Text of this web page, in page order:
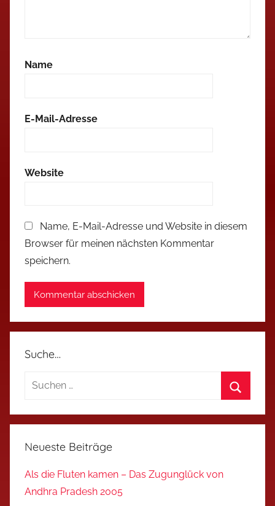
Name
E-Mail-Adresse
Website
Name, E-Mail-Adresse und Website in diesem
Browser für meinen nächsten Kommentar
speichern.
Suche…
Suchen
Neueste Beiträge
Als die Fluten kamen – Das Zugunglück von
Andhra Pradesh 2005